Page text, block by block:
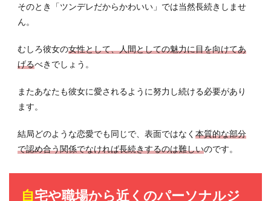
そのとき「ツンデレだからかわいい」では当然長続きしませ
ん。
むしろ彼女の女性として、人間としての魅力に目を向けてあ
げるべきでしょう。
またあなたも彼女に愛されるように努力し続ける必要があり
ます。
結局どのような恋愛でも同じで、表面ではなく 本質的な部分
で認め合う関係でなければ長続きするのは難しいのです。
自宅や職場から近くのパーソナルジ